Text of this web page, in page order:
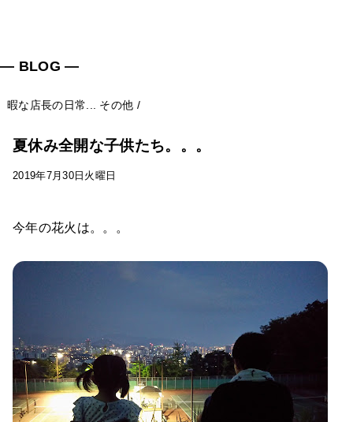
― BLOG ―
暇な店長の日常... その他 /
夏休み全開な子供たち。。。
2019年7月30日火曜日
今年の花火は。。。